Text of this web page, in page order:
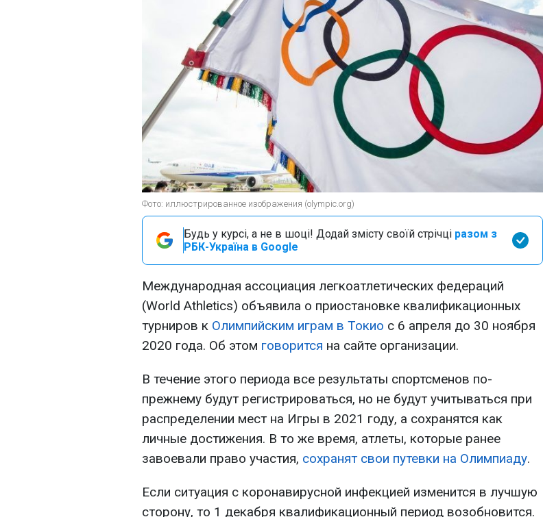
Фото: иллюстрированное изображения (olympic.org)
Будь у курсі, а не в шоці! Додай змісту своїй стрічці разом з
РБК-Україна в Google
Международная ассоциация легкоатлетических федераций
(World Athletics) объявила о приостановке квалификационных
турниров к Олимпийским играм в Токио с 6 апреля до 30 ноября
2020 года. Об этом говорится на сайте организации.
В течение этого периода все результаты спортсменов по-
прежнему будут регистрироваться, но не будут учитываться при
распределении мест на Игры в 2021 году, а сохранятся как
личные достижения. В то же время, атлеты, которые ранее
завоевали право участия, сохранят свои путевки на Олимпиаду.
Если ситуация с коронавирусной инфекцией изменится в лучшую
сторону, то 1 декабря квалификационный период возобновится.